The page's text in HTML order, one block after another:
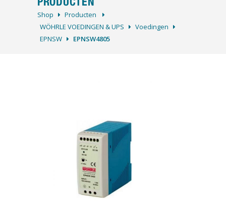
Shop
Producten
WÖHRLE VOEDINGEN & UPS
Voedingen
EPNSW
EPNSW4805